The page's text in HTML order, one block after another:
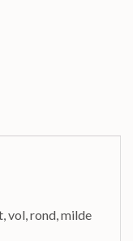
vol, rond, milde